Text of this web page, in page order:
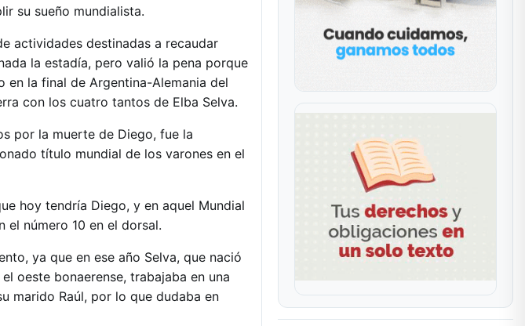
su sueño mundialista.
actividades destinadas a recaudar
la estadía, pero valió la pena porque
en la final de Argentina-Alemania del
con los cuatro tantos de Elba Selva.
por la muerte de Diego, fue la
título mundial de los varones en el
hoy tendría Diego, y en aquel Mundial
el número 10 en el dorsal.
ya que en ese año Selva, que nació
oeste bonaerense, trabajaba en una
marido Raúl, por lo que dudaba en